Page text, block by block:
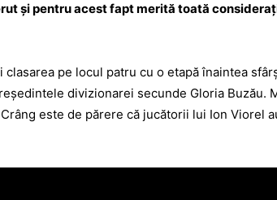
şi pentru acest fapt merită toată
clasarea pe locul patru cu o etapă înaintea
divizionarei secunde Gloria Buzău.
este de părere că jucătorii lui Ion Viorel